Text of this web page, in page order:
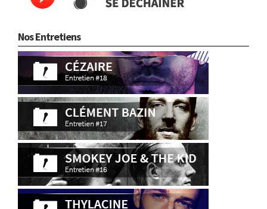
Nos Entretiens